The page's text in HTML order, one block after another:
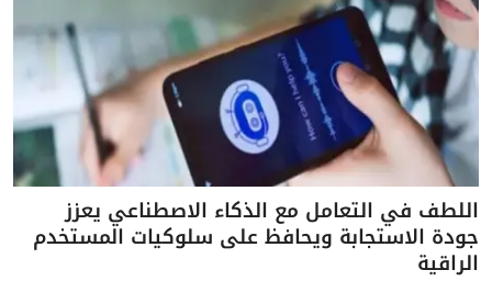
اللطف في التعامل مع الذكاء الاصطناعي يعزز
جودة الاستجابة ويحافظ على سلوكيات المستخدم
الراقية